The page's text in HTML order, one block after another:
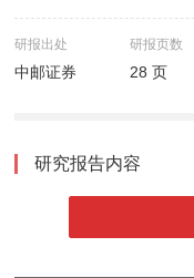
研报出处
中邮证券
研报页数
28 页
研究报告内容